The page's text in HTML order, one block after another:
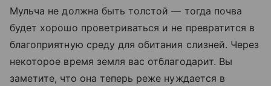
Мульча не должна быть толстой — тогда почва
будет хорошо проветриваться и не превратится в
благоприятную среду для обитания слизней. Через
некоторое время земля вас отблагодарит. Вы
заметите, что она теперь реже нуждается в